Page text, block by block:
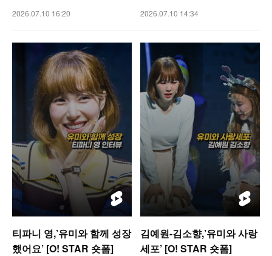
2026.07.10 16:20 2026.07.10 14:34
티파니 영,’유미와 함께 성장
했어요’ [O! STAR 숏폼]
김예원-김소향,’유미와 사랑
세포’ [O! STAR 숏폼]